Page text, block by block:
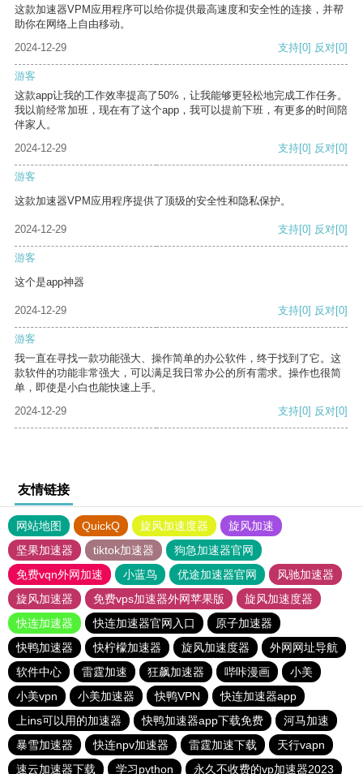
这款加速器VPM应用程序可以给你提供最高速度和安全性的连接，并帮
助你在网络上自由移动。
2024-12-29
支持[0] 反对[0]
游客
这款app让我的工作效率提高了50%，让我能够更轻松地完成工作任务。
我以前经常加班，现在有了这个app，我可以提前下班，有更多的时间陪
伴家人。
2024-12-29
支持[0] 反对[0]
游客
这款加速器VPM应用程序提供了顶级的安全性和隐私保护。
2024-12-29 支持[0] 反对[0]
游客
这个是app神器
2024-12-29 支持[0] 反对[0]
游客
我一直在寻找一款功能强大、操作简单的办公软件，终于找到了它。这
款软件的功能非常强大，可以满足我日常办公的所有需求。操作也很简
单，即使是小白也能快速上手。
2024-12-29
支持[0] 反对[0]
友情链接
网站地图 QuickQ 旋风加速度器
旋风加速
坚果加速器
tiktok加速器
狗急加速器官网
免费vqn外网加速
小蓝鸟 优途加速器官网
风驰加速器
旋风加速器
免费vps加速器外网苹果版
旋风加速度器
快连加速器
快连加速器官网入口
原子加速器
快鸭加速器
快柠檬加速器 旋风加速度器
外网网址导航
软件中心
雷霆加速 狂飙加速器 哔咔漫画
小美
小美vpn
小美加速器 快鸭VPN
快连加速器app
上ins可以用的加速器
快鸭加速器app下载免费
河马加速
暴雪加速器
快连npv加速器 雷霆加速下载
天行vapn
速云加速器下载
学习python 永久不收费的vp加速器2023